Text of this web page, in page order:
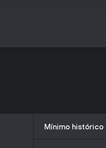
su humor y accesibilidad
pay-to-win y la
Mínimo histórico